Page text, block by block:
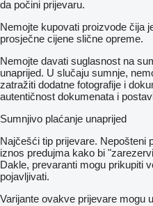
da počini prijevaru.
Nemojte kupovati proizvode čija
prosječne cijene slične opreme.
Nemojte davati suglasnost na
unaprijed. U slučaju sumnje,
zatražiti dodatne fotografije i
autentičnost dokumenata i
Sumnjivo plaćanje unaprijed
Najčešći tip prijevare. Nepošteni
iznos predujma kako bi
Dakle, prevaranti mogu prikupiti
pojavljivati.
Varijante ovakve prijevare mogu